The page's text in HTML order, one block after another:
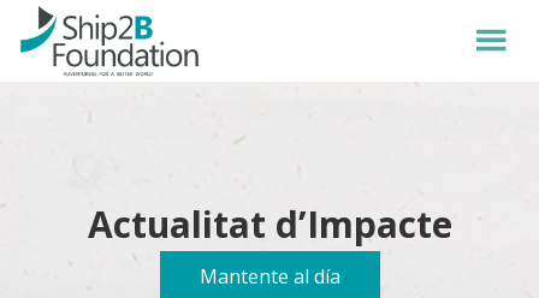
Actualitat d’Impacte
Mantente al día